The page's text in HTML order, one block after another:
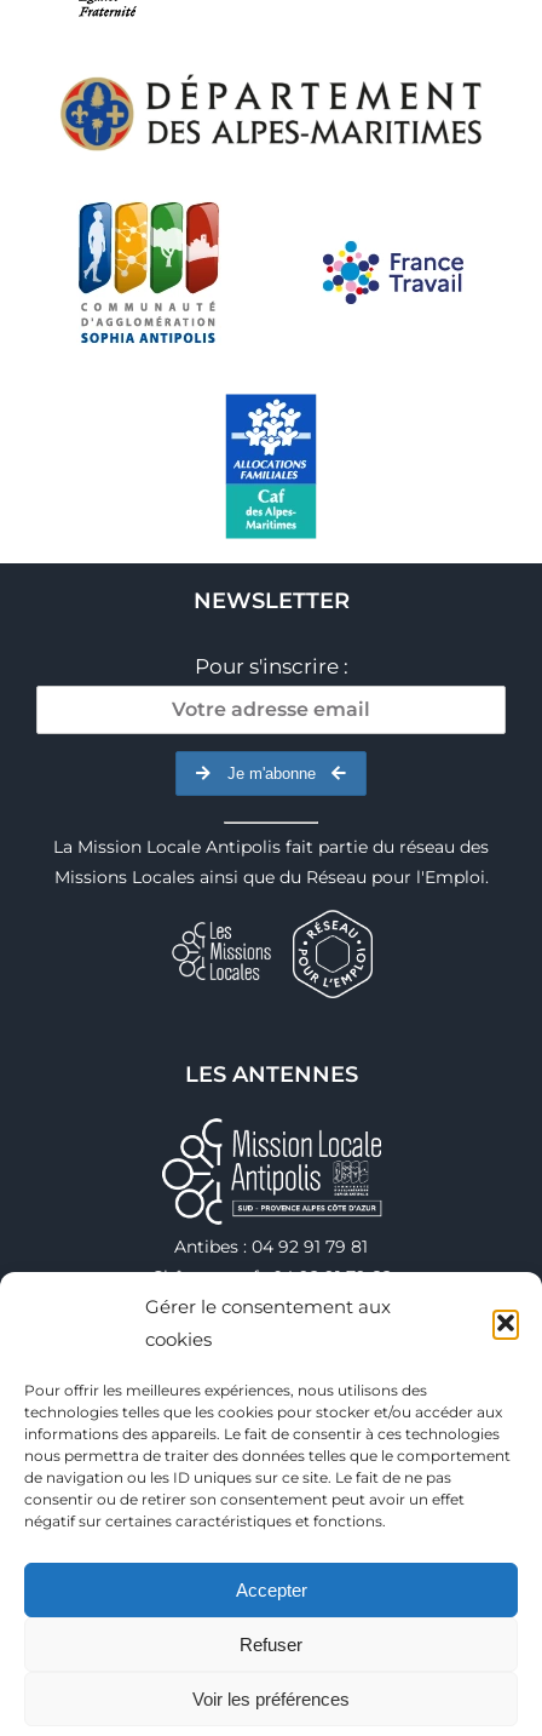
Gérer le consentement aux
cookies
Pour offrir les meilleures expériences, nous utilisons des
technologies telles que les cookies pour stocker et/ou accéder aux
informations des appareils. Le fait de consentir à ces technologies
nous permettra de traiter des données telles que le comportement
de navigation ou les ID uniques sur ce site. Le fait de ne pas
consentir ou de retirer son consentement peut avoir un effet
négatif sur certaines caractéristiques et fonctions.
Accepter
Refuser
Voir les préférences
NEWSLETTER
Pour s'inscrire :
Je m'abonne
La Mission Locale Antipolis fait partie du réseau des
Missions Locales ainsi que du Réseau pour l'Emploi.
LES ANTENNES
Antibes : 04 92 91 79 81
Châteauneuf : 04 92 91 79 82
Valbonne : 04 92 91 79 75
Vallauris : 04 92 38 40 00
Copyright 2025
Conditions générales d’utilisation
Mentions Légales
Contact
et Conditions d'utilisation